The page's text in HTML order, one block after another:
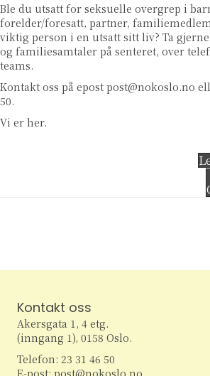
Ble du utsatt for seksuelle overgrep i
forelder/foresatt, partner,
viktig person i en utsatt sitt liv? Ta
og familiesamtaler på senteret, over
teams.
Kontakt oss på epost post@nokoslo.no
50.
Vi er her.
Kontakt oss
Akersgata 1, 4 etg.
(inngang 1), 0158 Oslo.
Telefon: 23 31 46 50